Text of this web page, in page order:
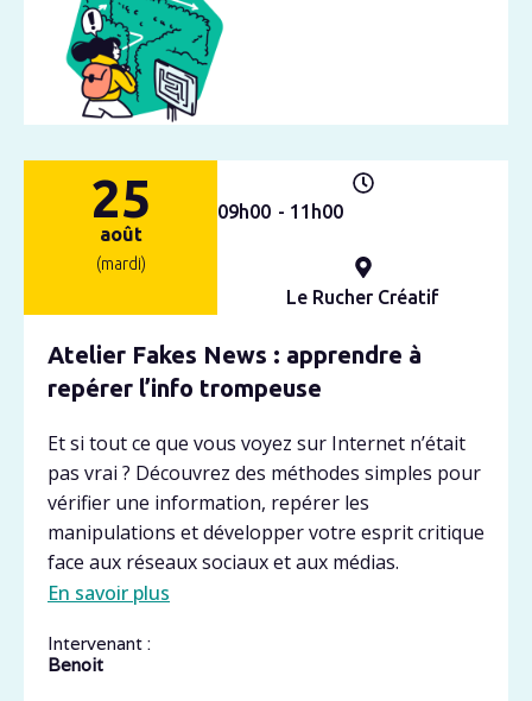
25
août
(mardi)
09h00 - 11h00
Le Rucher Créatif
Atelier Fakes News : apprendre à
repérer l’info trompeuse
Et si tout ce que vous voyez sur Internet n’était
pas vrai ? Découvrez des méthodes simples pour
vérifier une information, repérer les
manipulations et développer votre esprit critique
face aux réseaux sociaux et aux médias.
En savoir plus
Intervenant :
Benoit